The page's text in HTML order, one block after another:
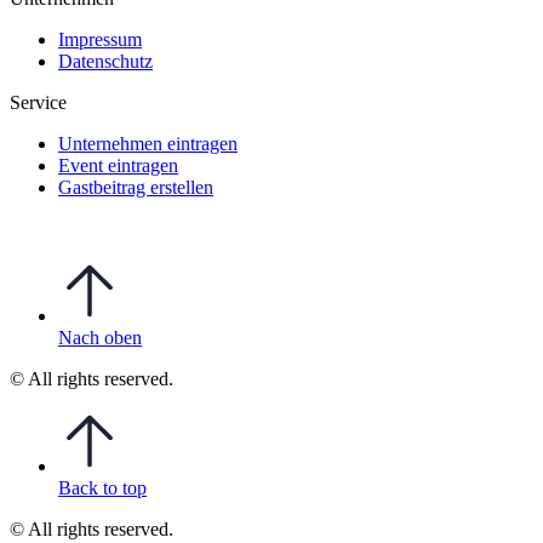
Impressum
Datenschutz
Service
Unternehmen eintragen
Event eintragen
Gastbeitrag erstellen
Nach oben
© All rights reserved.
Back to top
© All rights reserved.